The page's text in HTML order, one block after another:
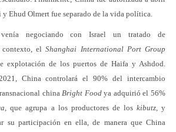
y Ehud Olmert fue separado de la vida política.
negociando con Israel un tratado de
contexto, elShanghai International Port Group
explotación de los puertos de Haifa y Ashdod.
China controlará el 90% del intercambio
chinaBright Foodya adquirió el 56%
, que agrupa a los productores de los kibutz, y
su participación en ella, de manera que China